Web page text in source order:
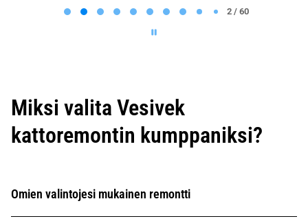
0
2 / 60
Miksi valita Vesivek
kattoremontin kumppaniksi?
Omien valintojesi mukainen remontti